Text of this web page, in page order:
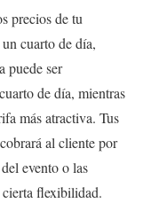
precios de tu
cuarto de día,
puede ser
de día, mientras
más atractiva. Tus
al cliente por
evento o las
cierta flexibilidad.